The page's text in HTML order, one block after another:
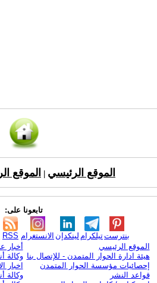
الموقع الرئيسي الموقع
تابعونا على:
RSS الانستغرام لينكدإن تيلكرامبنترست
الموقع الرئيسي
هيئة ادارة الحوار المتمدن - للإتصال بنا
إحصائيات مؤسسة الحوار المتمدن
قواعد النشر
أخبار
وكالة
اخبار
وكالة